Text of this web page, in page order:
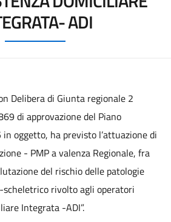
ADI
Delibera di Giunta regionale 2
di approvazione del Piano
oggetto, ha previsto l’attuazione di
- PMP a valenza Regionale, fra
del rischio delle patologie
scheletrico rivolto agli operatori
Integrata -ADI”.